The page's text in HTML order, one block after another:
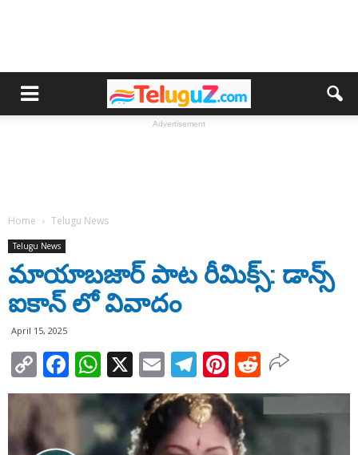
Advertisement
Home Telugu News
Telugu News
మాయాబజార్ పాట రీమిక్స్: డాన్స్
ఐకాన్ లో వివాదం
April 15, 2025
Copy
Link
Facebook
WhatsApp
X EmailTelegram
Pinterest
Reddit